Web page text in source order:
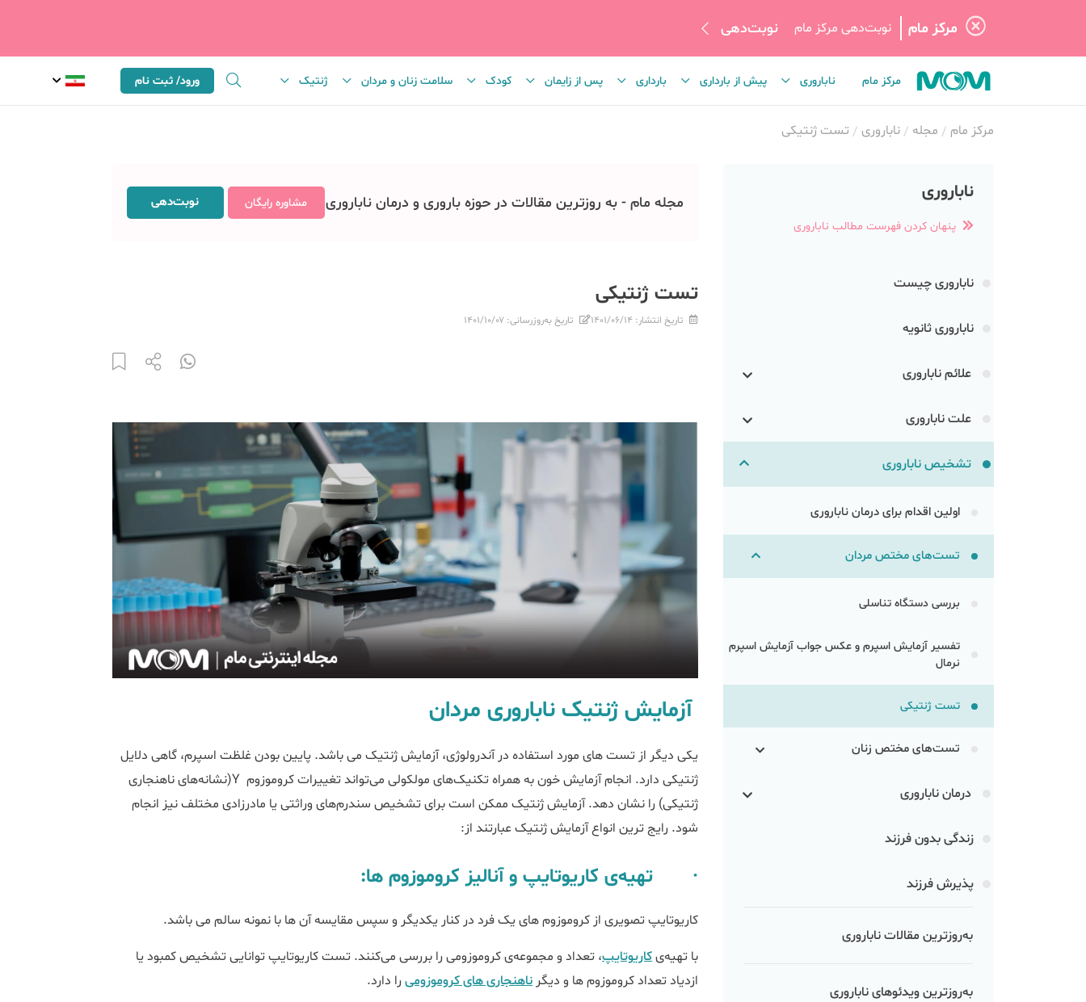
مرکز مام نوبت‌دهی مرکز مام نوبت‌دهی
مرکز مام ناباروری پیش از بارداری بارداری پس از زایمان کودک سلامت زنان و مردان ژنتیک ورود/ ثبت نام
مرکز مام مجله ناباروری تست ژنتیکی
ناباروری
پنهان کردن فهرست مطالب ناباروری
ناباروری چیست
ناباروری ثانویه
علائم ناباروری
علت ناباروری
تشخیص ناباروری
اولین اقدام برای درمان ناباروری
تست‌های مختص مردان
بررسی دستگاه تناسلی
تفسیر آزمایش اسپرم و عکس جواب آزمایش اسپرم
نرمال
تست ژنتیکی
تست‌های مختص زنان
درمان ناباروری
زندگی بدون فرزند
پذیرش فرزند
به‌روزترین مقالات ناباروری
به‌روزترین ویدئوهای ناباروری
مجله مام - به روزترین مقالات در حوزه باروری و درمان ناباروری مشاوره رایگان نوبت‌دهی
تست ژنتیکی
تاریخ انتشار: ۱۴۰۱/۰۶/۱۴ تاریخ به‌روزرسانی: ۱۴۰۱/۱۰/۰۷
آزمایش ژنتیک ناباروری مردان
یکی دیگر از تست های مورد استفاده در آندرولوژی، آزمایش ژنتیک می باشد. پایین بودن غلظت اسپرم، گاهی دلایل
ژنتیکی دارد. انجام آزمایش خون به همراه تکنیک‌‌‌های مولکولی می‌تواند تغییرات کروموزوم Y(نشانه‌‌‌های ناهنجاری
ژنتیکی) را نشان دهد. آزمایش ژنتیک ممکن است برای تشخیص سندرم‌‌‌های وراثتی یا مادرزادی مختلف نیز انجام
شود. رایج ترین انواع آزمایش ژنتیک عبارتند از:
· تهیه‌ی کاریوتایپ و آنالیز کروموزوم ‌ها:
کاریوتایپ تصویری از کروموزوم های یک فرد در کنار یکدیگر و سپس مقایسه آن ها با نمونه سالم می باشد.
با تهیه‌یکاریوتایپ، تعداد و مجموعه‌ی کروموزومی را بررسی می‌کنند. تست کاریوتایپ توانایی تشخیص کمبود یا
ازدیاد تعداد کروموزوم‌ ها و دیگرناهنجاری‌‌‌ های کروموزومیرا دارد.